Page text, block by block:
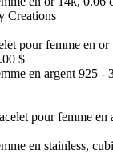
pour femme en
$
pour femme en